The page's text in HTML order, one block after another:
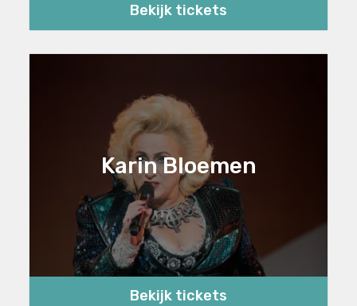
Bekijk tickets
Karin Bloemen
Bekijk tickets